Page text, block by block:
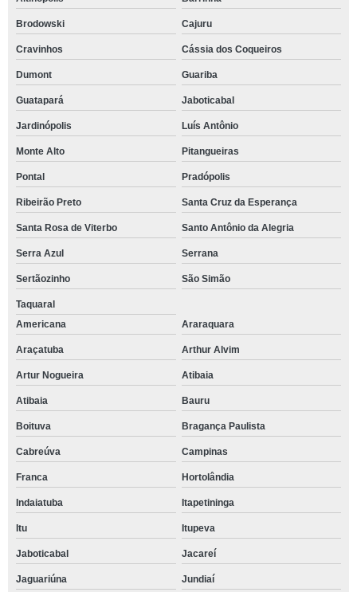
Brodowski Cajuru
Cravinhos Cássia dos Coqueiros
Dumont Guariba
Guatapará Jaboticabal
Jardinópolis Luís Antônio
Monte Alto Pitangueiras
Pontal Pradópolis
Ribeirão Preto Santa Cruz da Esperança
Santa Rosa de Viterbo Santo Antônio da Alegria
Serra Azul Serrana
Sertãozinho São Simão
Taquaral
Americana
Araraquara
Araçatuba Arthur Alvim
Artur Nogueira Atibaia
Atibaia Bauru
Boituva Bragança Paulista
Cabreúva Campinas
Franca Hortolândia
Indaiatuba Itapetininga
Itu Itupeva
Jaboticabal Jacareí
Jaguariúna Jundiaí